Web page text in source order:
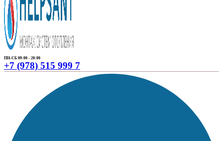
ПН-СБ 09:00 - 20:00
+7 (978) 515 999 7